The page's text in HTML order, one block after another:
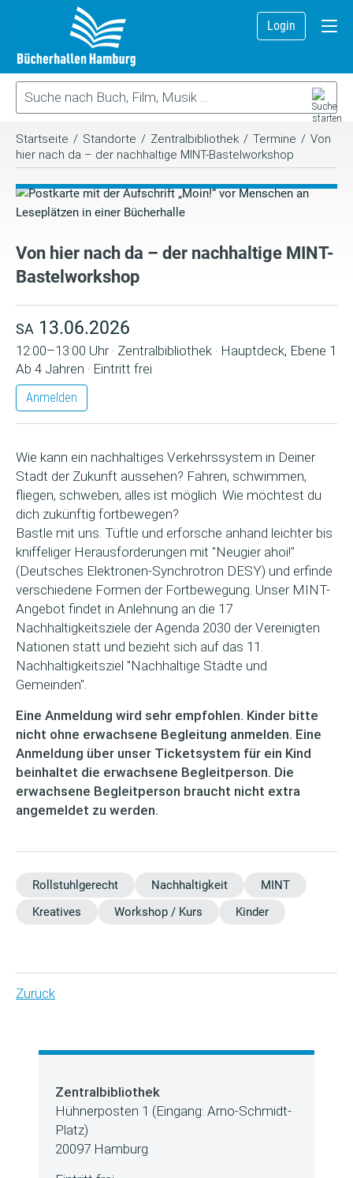
Login
Startseite / Standorte / Zentralbibliothek / Termine / Von
hier nach da – der nachhaltige MINT-Bastelworkshop
Von hier nach da – der nachhaltige MINT-
Bastelworkshop
SA 13.06.2026
12:00–13:00 Uhr · Zentralbibliothek · Hauptdeck, Ebene 1
Ab 4 Jahren · Eintritt frei
Anmelden
Wie kann ein nachhaltiges Verkehrssystem in Deiner
Stadt der Zukunft aussehen? Fahren, schwimmen,
fliegen, schweben, alles ist möglich. Wie möchtest du
dich zukünftig fortbewegen?
Bastle mit uns. Tüftle und erforsche anhand leichter bis
kniffeliger Herausforderungen mit "Neugier ahoi!"
(Deutsches Elektronen-Synchrotron DESY) und erfinde
verschiedene Formen der Fortbewegung. Unser MINT-
Angebot findet in Anlehnung an die 17
Nachhaltigkeitsziele der Agenda 2030 der Vereinigten
Nationen statt und bezieht sich auf das 11.
Nachhaltigkeitsziel "Nachhaltige Städte und
Gemeinden".
Eine Anmeldung wird sehr empfohlen. Kinder bitte
nicht ohne erwachsene Begleitung anmelden. Eine
Anmeldung über unser Ticketsystem für ein Kind
beinhaltet die erwachsene Begleitperson. Die
erwachsene Begleitperson braucht nicht extra
angemeldet zu werden.
Rollstuhlgerecht Nachhaltigkeit
MINT
Kreatives
Workshop / Kurs Kinder
Zurück
Zentralbibliothek
Hühnerposten 1 (Eingang: Arno-Schmidt-
Platz)
20097 Hamburg